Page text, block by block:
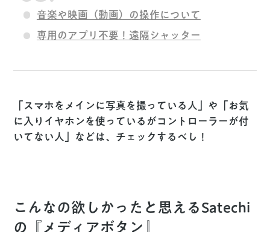
音楽や映画（動画）の操作について
専用のアプリ不要！遠隔シャッター
「スマホをメインに写真を撮っている人」や「お気
に入りイヤホンを使っているがコントローラーが付
いてない人」などは、チェックするべし！
こんなの欲しかったと思えるSatechi
の『メディアボタン』